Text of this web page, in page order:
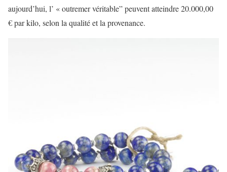
aujourd’hui, l’ « outremer véritable” peuvent atteindre 20.000,00
€ par kilo, selon la qualité et la provenance.